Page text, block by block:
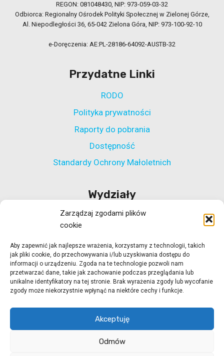
Zarządzaj zgodami plików
cookie
Aby zapewnić jak najlepsze wrażenia, korzystamy z technologii, takich
jak pliki cookie, do przechowywania i/lub uzyskiwania dostępu do
informacji o urządzeniu. Zgoda na te technologie pozwoli nam
przetwarzać dane, takie jak zachowanie podczas przeglądania lub
unikalne identyfikatory na tej stronie. Brak wyrażenia zgody lub wycofanie
zgody może niekorzystnie wpłynąć na niektóre cechy i funkcje.
Akceptuję
Odmów
REGON: 081048430, NIP: 973-059-03-32
Odbiorca: Regionalny Ośrodek Polityki Społecznej w Zielonej Górze,
Al. Niepodległości 36, 65-042 Zielona Góra, NIP: 973-100-92-10
e-Doręczenia: AE:PL-28186-64092-AUSTB-32
Przydatne Linki
RODO
Polityka prywatności
Raporty do pobrania
Dostępność
Standardy Ochrony Małoletnich
Wydziały
Wydział Polityki Społecznej
Wydział ds. Rehabilitacji Zawodowej i Społecznej
Wydział Koordynacji Włączenia Społecznego
Wydział ds. Realizacji Projektów Strukturalnych
Ośrodek Adopcyjny w Zielonej Górze
Ośrodek Adopcyjny w Gorzowie Wlkp.